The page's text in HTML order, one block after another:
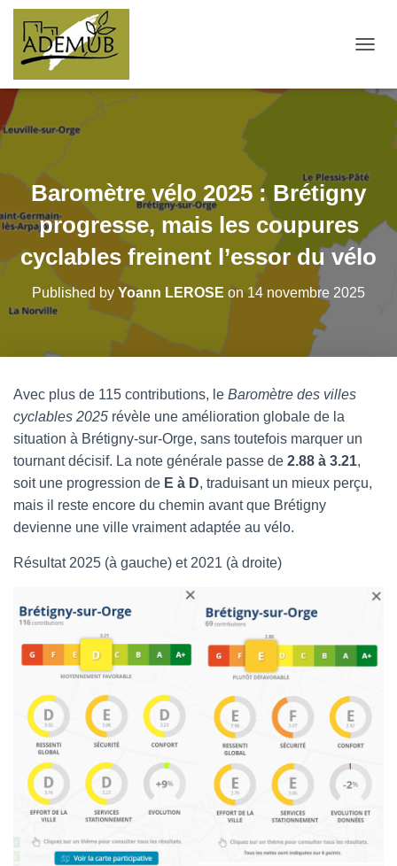
Baromètre vélo 2025 : Brétigny
progresse, mais les coupures
cyclables freinent l’essor du vélo
Published by Yoann LEROSE on14 novembre 2025
Avec plus de 115 contributions, le Baromètre des villes
cyclables 2025 révèle une amélioration globale de la
situation à Brétigny-sur-Orge, sans toutefois marquer un
tournant décisif. La note générale passe de 2.88 à 3.21,
soit une progression de E à D, traduisant un mieux perçu,
mais il reste encore du chemin avant que Brétigny
devienne une ville vraiment adaptée au vélo.
Résultat 2025 (à gauche) et 2021 (à droite)